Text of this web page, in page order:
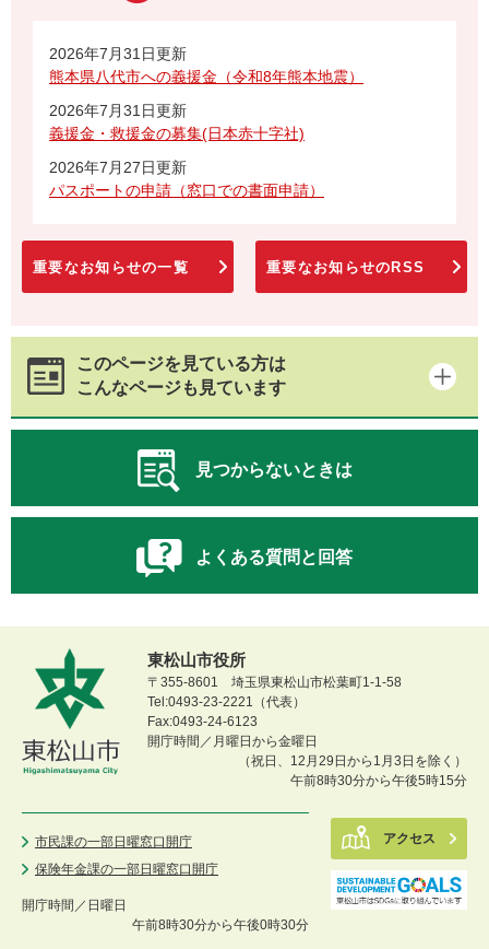
2026年7月31日更新
熊本県八代市への義援金（令和8年熊本地震）
2026年7月31日更新
義援金・救援金の募集(日本赤十字社)
2026年7月27日更新
パスポートの申請（窓口での書面申請）
重要なお知らせの一覧 重要なお知らせのRSS
このページを見ている方は
こんなページも見ています
見つからないときは
よくある質問と回答
東松山市役所
〒355-8601 埼玉県東松山市松葉町1-1-58
Tel:0493-23-2221（代表）
Fax:0493-24-6123
開庁時間／月曜日から金曜日
（祝日、12月29日から1月3日を除く）
午前8時30分から午後5時15分
市民課の一部日曜窓口開庁
保険年金課の一部日曜窓口開庁
開庁時間／ 日曜日
午前8時30分から午後0時30分
アクセス